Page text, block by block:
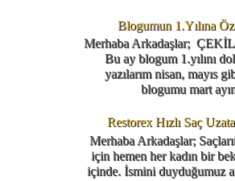
Blogumun 1.Yılına
Merhaba Arkadaşlar;
Bu ay blogum 1.yılını
yazılarım nisan, mayıs
blogumu mart
Restorex Hızlı Saç
Merhaba Arkadaşlar;
için hemen her kadın bir
içinde. İsmini duyduğumuz